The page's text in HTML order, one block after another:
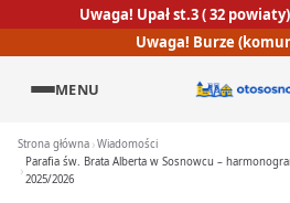
Uwaga! Upał st.3 ( 32
Uwaga! Burze
MENU
Strona główna Wiadomości
Parafia św. Brata Alberta w Sosnowcu –
2025/2026